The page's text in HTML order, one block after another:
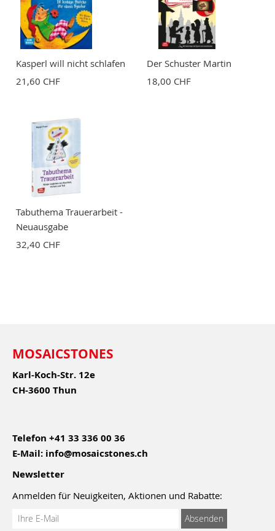
Kasperl will nicht schlafen
21,60 CHF
Der Schuster Martin
18,00 CHF
Tabuthema Trauerarbeit -
Neuausgabe
32,40 CHF
MOSAICSTONES
Karl-Koch-Str. 12e
CH-3600 Thun
Telefon +41 33 336 00 36
E-Mail: info@mosaicstones.ch
Newsletter
Anmelden für Neuigkeiten, Aktionen und Rabatte:
Anmeldung
Absenden